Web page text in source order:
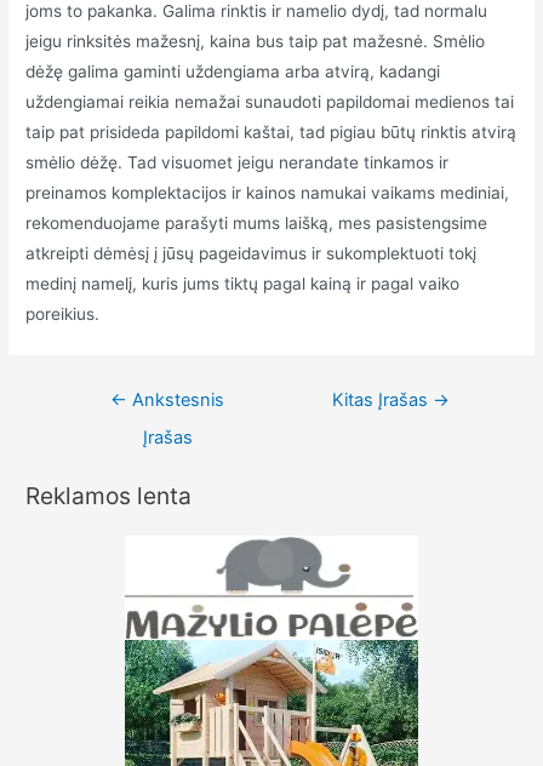
joms to pakanka. Galima rinktis ir namelio dydį, tad normalu
jeigu rinksitės mažesnį, kaina bus taip pat mažesnė. Smėlio
dėžę galima gaminti uždengiama arba atvirą, kadangi
uždengiamai reikia nemažai sunaudoti papildomai medienos tai
taip pat prisideda papildomi kaštai, tad pigiau būtų rinktis atvirą
smėlio dėžę. Tad visuomet jeigu nerandate tinkamos ir
preinamos komplektacijos ir kainos namukai vaikams mediniai,
rekomenduojame parašyti mums laišką, mes pasistengsime
atkreipti dėmėsį į jūsų pageidavimus ir sukomplektuoti tokį
medinį namelį, kuris jums tiktų pagal kainą ir pagal vaiko
poreikius.
Navigacija
← Ankstesnis
Įrašas
Kitas Įrašas →
Reklamos lenta